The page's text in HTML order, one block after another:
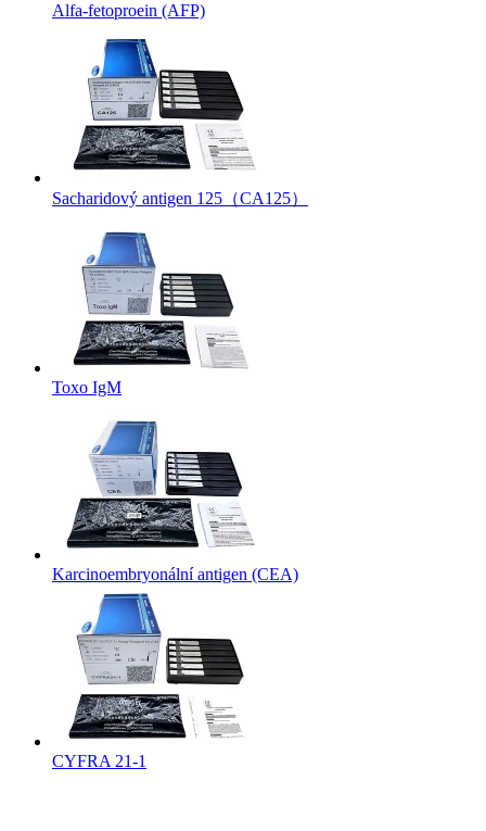
Alfa-fetoproein (AFP)
Sacharidový antigen 125（CA125）
Toxo IgM
Karcinoembryonální antigen (CEA)
CYFRA 21-1